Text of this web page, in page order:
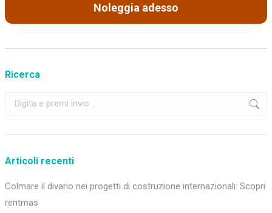
Noleggia adesso
Ricerca
Cerca:
Articoli recenti
Colmare il divario nei progetti di costruzione internazionali: Scopri
rentmas